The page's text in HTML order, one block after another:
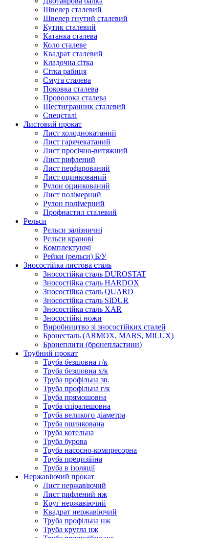
Швелер сталевий
Швелер гнутий сталевий
Кутик сталевий
Катанка сталева
Коло сталеве
Квадрат сталевий
Кладочна сітка
Сітка рабиця
Смуга сталева
Поковка сталева
Проволока сталева
Шестигранник сталевий
Спецсталі
Листовий прокат
Лист холоднокатаний
Лист гарячекатаний
Лист просічно-витяжний
Лист рифлений
Лист перфарований
Лист оцинкований
Рулон оцинкований
Лист полімерний
Рулон полімерний
Профнастил сталевий
Рельси
Рельси залізничні
Рельси кранові
Комплектуючі
Рейки (рельси) Б/У
Зносостійка листова сталь
Зносостійка сталь DUROSTAT
Зносостійка сталь HARDOX
Зносостійка сталь QUARD
Зносостійка сталь SIDUR
Зносостійка сталь XAR
Зносостійкі ножи
Виробництво зі зносостійких сталей
Бронесталь (ARMOX, MARS, MILUX)
Бронеплити (бронепластини)
Трубний прокат
Труба безшовна г/к
Труба безшовна х/к
Труба профільна зв.
Труба профільна г/к
Труба прямошовна
Труба спіралешовна
Труба великого діаметра
Труба оцинкована
Труба котельна
Труба бурова
Труба насосно-компресорна
Труба прецизійна
Труба в ізоляції
Нержавіючий прокат
Лист нержавіючий
Лист рифлений нж
Круг нержавіючий
Квадрат нержавіючий
Труба профільна нж
Труба кругла нж